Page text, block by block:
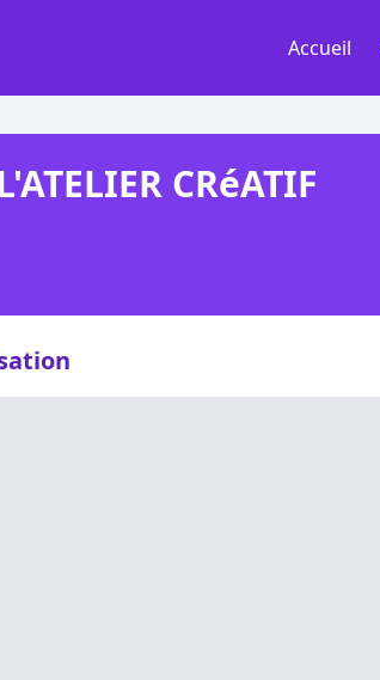
Accueil
CRéATIF